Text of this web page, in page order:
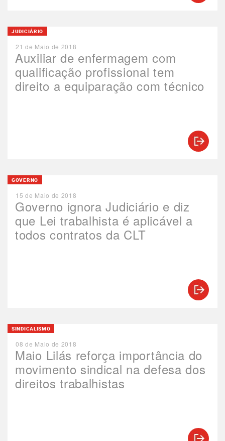
Auxiliar de enfermagem com
qualificação profissional tem
direito a equiparação com técnico
JUDICIÁRIO
21 de Maio de 2018
Governo ignora Judiciário e diz
que Lei trabalhista é aplicável a
todos contratos da CLT
GOVERNO
15 de Maio de 2018
Maio Lilás reforça importância do
movimento sindical na defesa dos
direitos trabalhistas
SINDICALISMO
08 de Maio de 2018